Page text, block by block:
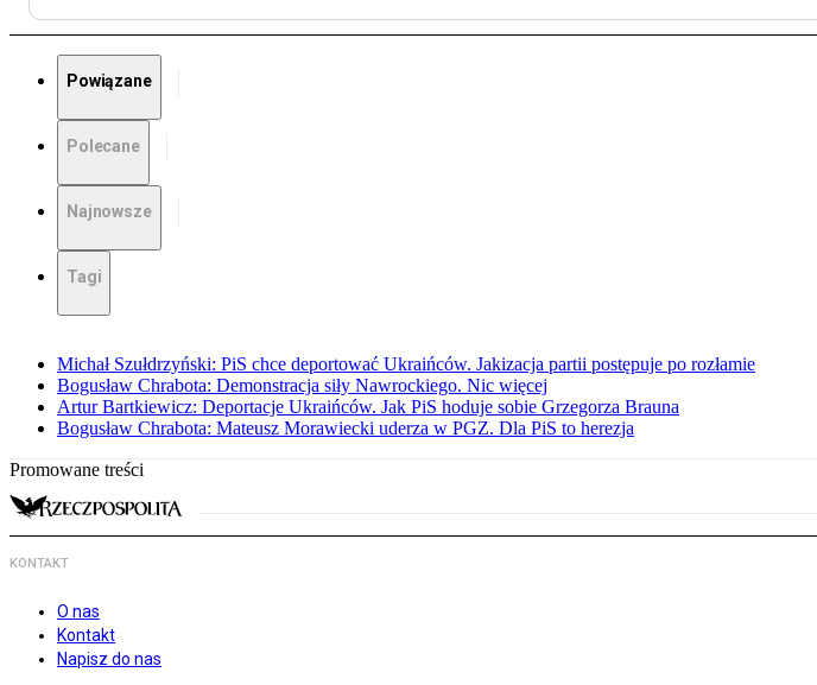
Powiązane
Polecane
Najnowsze
Tagi
Michał Szułdrzyński: PiS chce deportować Ukraińców. Jakizacja partii postępuje po rozłamie
Bogusław Chrabota: Demonstracja siły Nawrockiego. Nic więcej
Artur Bartkiewicz: Deportacje Ukraińców. Jak PiS hoduje sobie Grzegorza Brauna
Bogusław Chrabota: Mateusz Morawiecki uderza w PGZ. Dla PiS to herezja
Promowane treści
KONTAKT
O nas
Kontakt
Napisz do nas